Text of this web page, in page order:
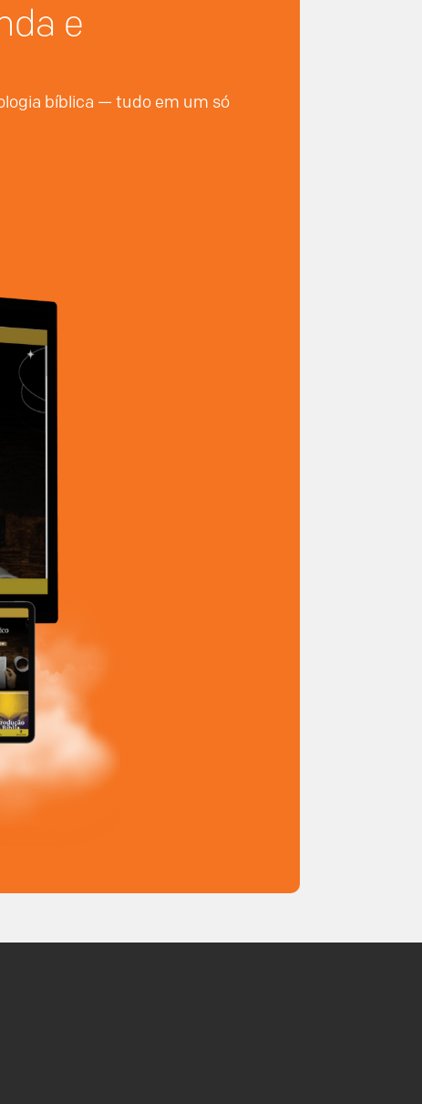
e
bíblica — tudo em um só